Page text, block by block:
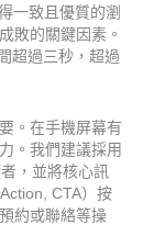
一致且優質的瀏
敗的關鍵因素。
超過三秒，超過
。在手機屏幕有
。我們建議採用
，並將核心訊
CTA）按
約或聯絡等操